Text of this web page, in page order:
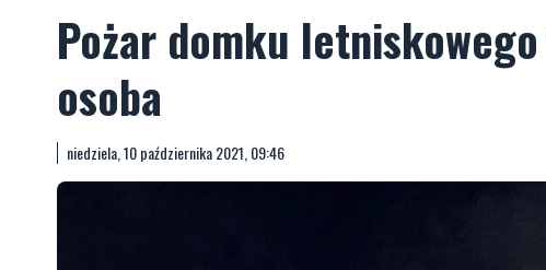
Pożar domku
osoba
niedziela, 10 października 2021, 09:46